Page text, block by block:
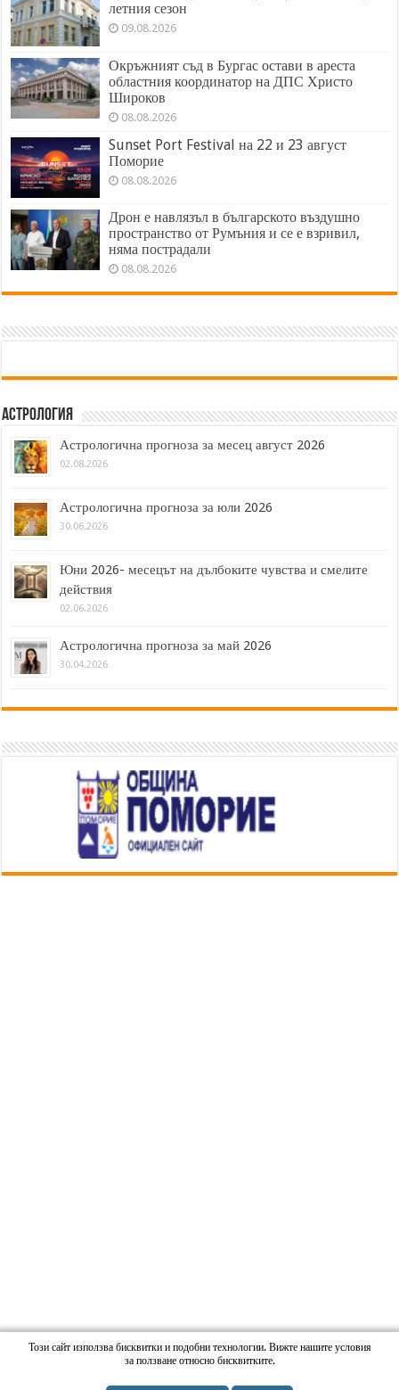
летния сезон
09.08.2026
Окръжният съд в Бургас остави в ареста
областния координатор на ДПС Христо
Широков
08.08.2026
Sunset Port Festival на 22 и 23 август
Поморие
08.08.2026
Дрон е навлязъл в българското въздушно
пространство от Румъния и се е взривил,
няма пострадали
08.08.2026
Астрология
Астрологична прогноза за месец август 2026
02.08.2026
Астрологична прогноза за юли 2026
30.06.2026
Юни 2026- месецът на дълбоките чувства и смелите
действия
02.06.2026
Астрологична прогноза за май 2026
30.04.2026
Copyright RadioMilena.com. All Rights Reserved. |
Този сайт използва бисквитки и подобни технологии. Вижте нашите условия
за ползване относно бисквитките.